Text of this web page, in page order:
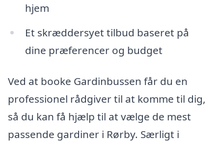
hjem
Et skræddersyet tilbud baseret på
dine præferencer og budget
Ved at booke Gardinbussen får du en
professionel rådgiver til at komme til dig,
så du kan få hjælp til at vælge de mest
passende gardiner i Rørby. Særligt i